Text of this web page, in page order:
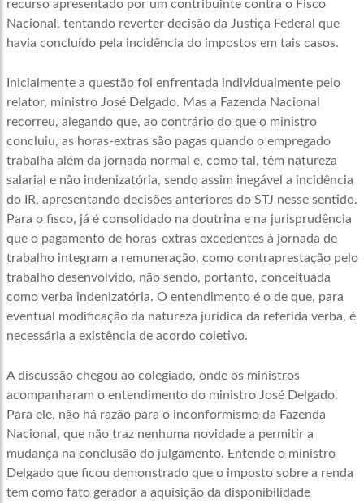
recurso apresentado por um contribuinte contra o Fisco
Nacional, tentando reverter decisão da Justiça Federal que
havia concluído pela incidência do impostos em tais casos.
Inicialmente a questão foi enfrentada individualmente pelo
relator, ministro José Delgado. Mas a Fazenda Nacional
recorreu, alegando que, ao contrário do que o ministro
concluiu, as horas-extras são pagas quando o empregado
trabalha além da jornada normal e, como tal, têm natureza
salarial e não indenizatória, sendo assim inegável a incidência
do IR, apresentando decisões anteriores do STJ nesse sentido.
Para o fisco, já é consolidado na doutrina e na jurisprudência
que o pagamento de horas-extras excedentes à jornada de
trabalho integram a remuneração, como contraprestação pelo
trabalho desenvolvido, não sendo, portanto, conceituada
como verba indenizatória. O entendimento é o de que, para
eventual modificação da natureza jurídica da referida verba, é
necessária a existência de acordo coletivo.
A discussão chegou ao colegiado, onde os ministros
acompanharam o entendimento do ministro José Delgado.
Para ele, não há razão para o inconformismo da Fazenda
Nacional, que não traz nenhuma novidade a permitir a
mudança na conclusão do julgamento. Entende o ministro
Delgado que ficou demonstrado que o imposto sobre a renda
tem como fato gerador a aquisição da disponibilidade